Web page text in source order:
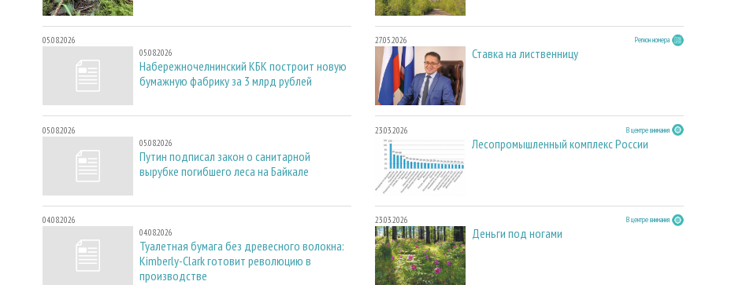
05.08.2026
05.08.2026
Набережночелнинский КБК построит новую
бумажную фабрику за 3 млрд рублей
05.08.2026
05.08.2026
Путин подписал закон о санитарной
вырубке погибшего леса на Байкале
04.08.2026
04.08.2026
Туалетная бумага без древесного волокна:
Kimberly-Clark готовит революцию в
производстве
27.05.2026 Регион номера
Ставка на лиственницу
23.03.2026 В центре внимания
Лесопромышленный комплекс России
23.03.2026 В центре внимания
Деньги под ногами